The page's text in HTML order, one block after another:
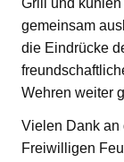
Grill und
gemeinsam
die Eindrücke
Wehren weiter
Vielen Dank an
Freiwilligen